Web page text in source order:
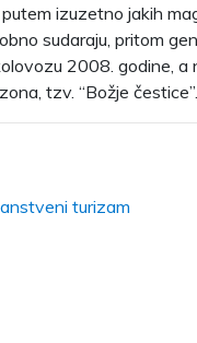
izuzetno jakih
sudaraju, pritom
2008. godine,
tzv. “Božje čestice”.
turizam